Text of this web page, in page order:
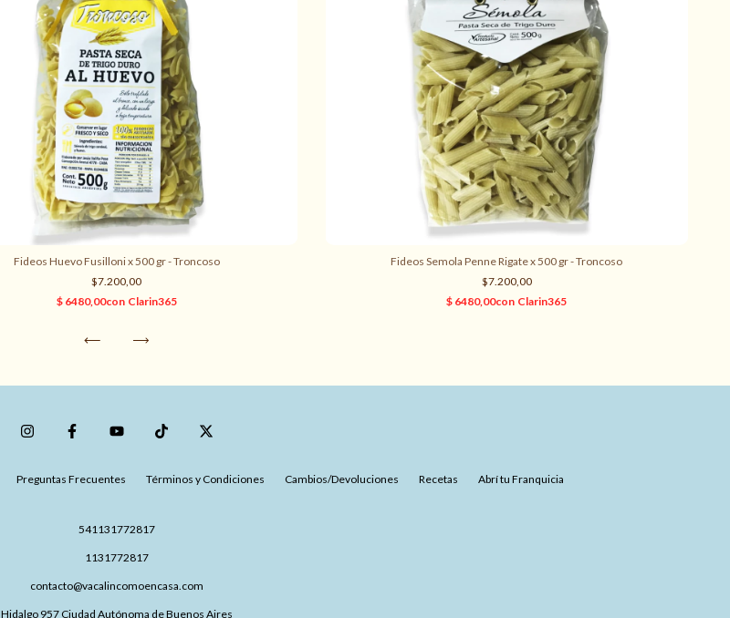
Fideos Huevo Fusilloni x 500 gr - Troncoso
$7.200,00
Fideos Semola Penne Rigate x 500 gr - Troncoso
$7.200,00
Preguntas Frecuentes Términos y Condiciones Cambios/Devoluciones Recetas Abrí tu Franquicia
541131772817
1131772817
contacto@vacalincomoencasa.com
Hidalgo 957 Ciudad Autónoma de Buenos Aires